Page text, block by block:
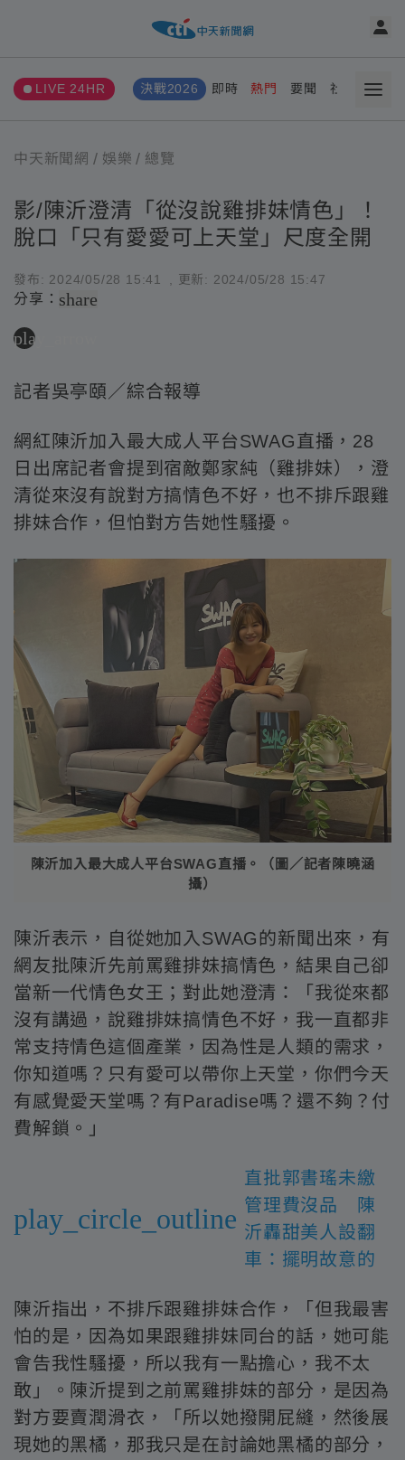
LIVE 24HR 決戰2026 即時 熱門 要聞 社會 娛樂
中天新聞網 娛樂 總覽
影/陳沂澄清「從沒說雞排妹情色」！
脫口「只有愛愛可上天堂」尺度全開
發布: 2024/05/28 15:41 , 更新: 2024/05/28 15:47
分享： share
play_arrow
記者吳亭頤／綜合報導
網紅陳沂加入最大成人平台SWAG直播，28
日出席記者會提到宿敵鄭家純（雞排妹），澄
清從來沒有說對方搞情色不好，也不排斥跟雞
排妹合作，但怕對方告她性騷擾。
陳沂加入最大成人平台SWAG直播。（圖／記者陳曉涵
攝）
陳沂表示，自從她加入SWAG的新聞出來，有
網友批陳沂先前罵雞排妹搞情色，結果自己卻
當新一代情色女王；對此她澄清：「我從來都
沒有講過，說雞排妹搞情色不好，我一直都非
常支持情色這個產業，因為性是人類的需求，
你知道嗎？只有愛可以帶你上天堂，你們今天
有感覺愛天堂嗎？有Paradise嗎？還不夠？付
費解鎖。」
play_circle_outline
直批郭書瑤未繳
管理費沒品 陳
沂轟甜美人設翻
車：擺明故意的
陳沂指出，不排斥跟雞排妹合作，「但我最害
怕的是，因為如果跟雞排妹同台的話，她可能
會告我性騷擾，所以我有一點擔心，我不太
敢」。陳沂提到之前罵雞排妹的部分，是因為
對方要賣潤滑衣，「所以她撥開屁縫，然後展
現她的黑橘，那我只是在討論她黑橘的部分，